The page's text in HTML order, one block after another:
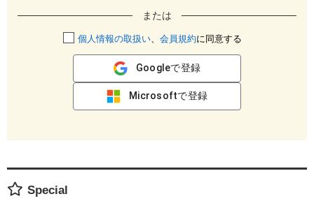
または
個人情報の取扱い 会員規約に同意する
Googleで登録
Microsoftで登録
Special